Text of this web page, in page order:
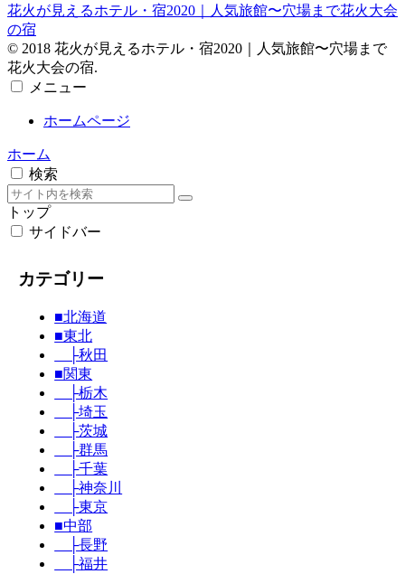
花火が見えるホテル・宿2020｜人気旅館〜穴場まで花火大会
の宿
© 2018 花火が見えるホテル・宿2020｜人気旅館〜穴場まで
花火大会の宿.
メニュー
ホームページ
ホーム
検索
トップ
サイドバー
カテゴリー
■北海道
■東北
├秋田
■関東
├栃木
├埼玉
├茨城
├群馬
├千葉
├神奈川
├東京
■中部
├長野
├福井